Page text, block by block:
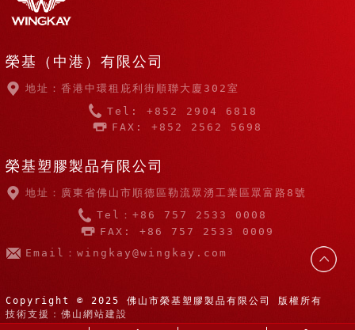
榮基（中港）有限公司
地址：香港中環租庇利街順聯大廈302室
Tel: +852 2904 6818
FAX: +852 2562 5698
榮基塑膠製品有限公司
地址：廣東省佛山市順德區勒流眾湧工業區眾富路8號
Tel：+86 757 2533 0008
FAX: +86 757 2533 0009
Email：wingkay@wingkay.com
Copyright © 2025 佛山市榮基塑膠製品有限公司 版權所有
技術支援：佛山網站建設